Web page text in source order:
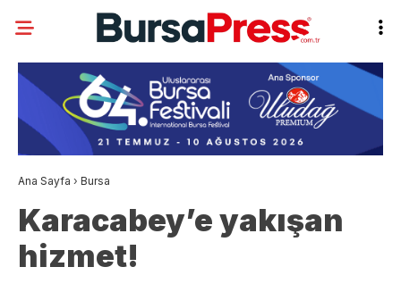
Ana Sayfa › Bursa
Karacabey’e yakışan
hizmet!